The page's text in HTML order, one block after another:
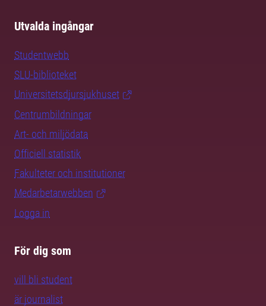
Utvalda ingångar
Studentwebb
SLU-biblioteket
Universitetsdjursjukhuset
Centrumbildningar
Art- och miljödata
Officiell statistik
Fakulteter och institutioner
Medarbetarwebben
Logga in
För dig som
vill bli student
är journalist